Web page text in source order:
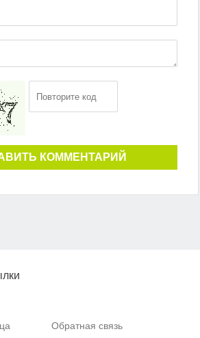
КОММЕНТАРИЙ
Обратная связь